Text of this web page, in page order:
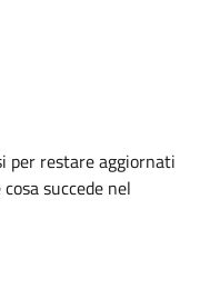
per restare aggiornati
succede nel